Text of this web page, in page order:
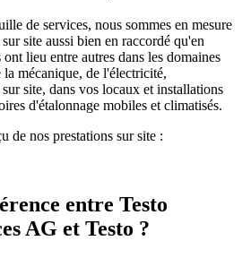
de services, nous sommes en mesure
site aussi bien en raccordé qu'en
lieu entre autres dans les domaines
mécanique, de l'électricité,
site, dans vos locaux et installations
d'étalonnage mobiles et climatisés.
de nos prestations sur site :
entre Testo
AG et Testo ?